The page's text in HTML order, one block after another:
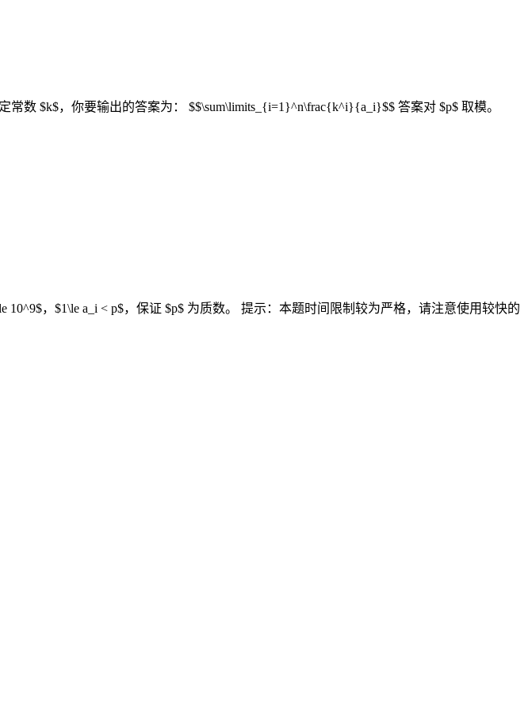
数 $k$，你要输出的答案为： $$\sum\limits_{i=1}^n\frac{k^i}{a_i}$$ 答案对 $p$ 取模。
10^9$，$1\le a_i < p$，保证 $p$ 为质数。 提示：本题时间限制较为严格，请注意使用较快的